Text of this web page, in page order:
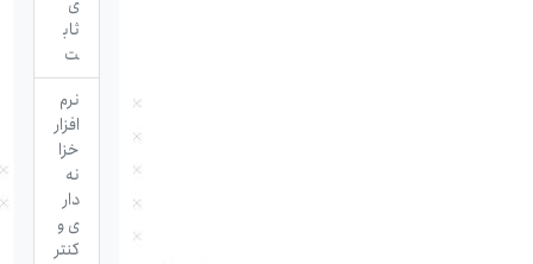
ثاب
ت
نرم
افزار
خزا
نه
دار
ی و
کنتر